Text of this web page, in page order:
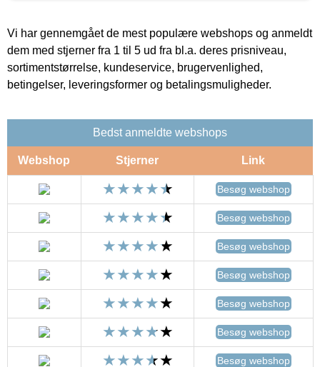
Vi har gennemgået de mest populære webshops og anmeldt
dem med stjerner fra 1 til 5 ud fra bl.a. deres prisniveau,
sortimentstørrelse, kundeservice, brugervenlighed,
betingelser, leveringsformer og betalingsmuligheder.
Bedst anmeldte webshops
Webshop Stjerner Link
Besøg webshop
Besøg webshop
Besøg webshop
Besøg webshop
Besøg webshop
Besøg webshop
Besøg webshop